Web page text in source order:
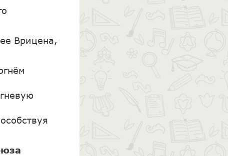
Врицена,